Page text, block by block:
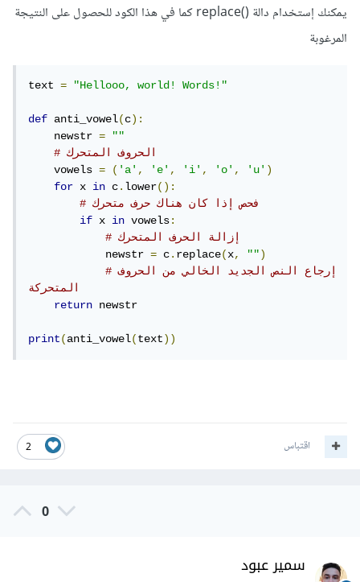
يمكنك إستخدام دالة ()replace كما في هذا الكود للحصول على النتيجة
المرغوبة
text = "Hellooo, world! Words!"
def anti_vowel(c):
    newstr
=
""
# الحروف المتحرك
    vowels
= ('a', 'e', 'i', 'o', 'u')
for x in c.lower():
# فحص إذا كان هناك حرف متحرك
if x in vowels:
# إزالة الحرف المتحرك
            newstr
= c.replace(x, "")
#إرجاع النص الجديد الخالي من الحروف
المتحركة
return newstr
print(anti_vowel(text))
2 اقتباس
0
سمير عبود